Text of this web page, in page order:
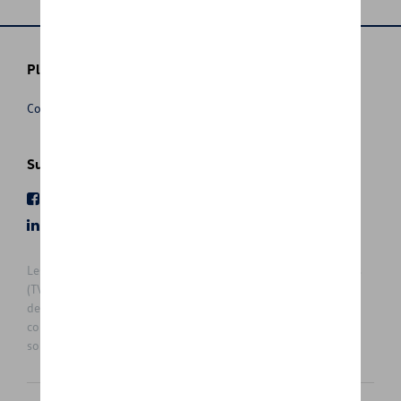
Plus d'informations
Conditions de vente
Suivez nous
Les prix affichés sur le présent site sont des prix recommandés
(TVAc), hors éventuels frais de montage. Pour connaitre le prix
de vente actuel et les éventuels frais de montage, veuillez
contacter votre concessionnaire/agent. Les prix recommandés
sont sujets à des changements sans préavis.